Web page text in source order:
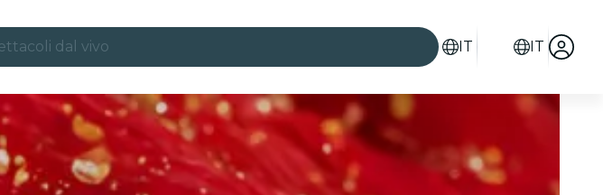
dal vivo IT IT